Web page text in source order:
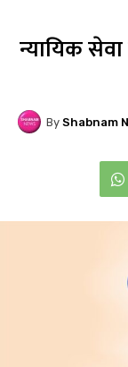
न्यायिक सेवा
By Shabnam